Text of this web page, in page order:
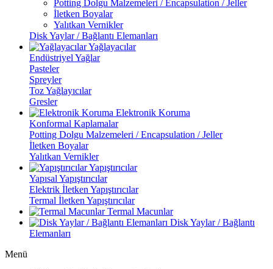
Potting Dolgu Malzemeleri / Encapsulation / Jeller
İletken Boyalar
Yalıtkan Vernikler
Disk Yaylar / Bağlantı Elemanları
Yağlayacılar
Endüstriyel Yağlar
Pasteler
Spreyler
Toz Yağlayıcılar
Gresler
Elektronik Koruma
Konformal Kaplamalar
Potting Dolgu Malzemeleri / Encapsulation / Jeller
İletken Boyalar
Yalıtkan Vernikler
Yapıştırıcılar
Yapısal Yapıştırıcılar
Elektrik İletken Yapıştırıcılar
Termal İletken Yapıştırıcılar
Termal Macunlar
Disk Yaylar / Bağlantı
Elemanları
Menü